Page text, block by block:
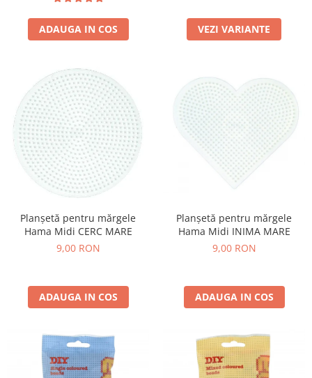
ADAUGA IN COS VEZI VARIANTE
Planșetă pentru mărgele
Hama Midi CERC MARE
9,00 RON
ADAUGA IN COS
Planșetă pentru mărgele
Hama Midi INIMA MARE
9,00 RON
ADAUGA IN COS